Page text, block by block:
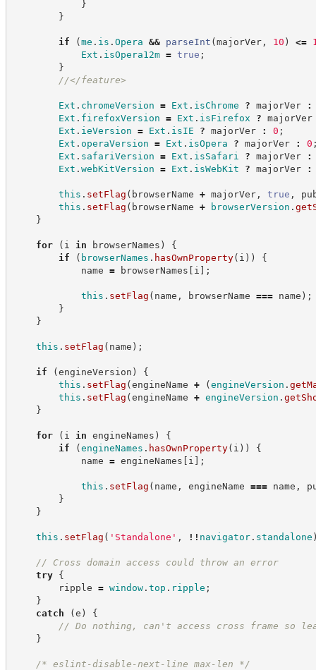
}
}
if (me . is . Opera && parseInt (majorVer, 10 ) <=
Ext . isOpera12m = true ;
}
//</feature>
Ext . chromeVersion = Ext . isChrome ? majorVer
:
Ext . firefoxVersion = Ext . isFirefox ? majorVer
Ext . ieVersion = Ext . isIE ? majorVer : 0 ;
Ext . operaVersion = Ext . isOpera ? majorVer : 0
Ext . safariVersion = Ext . isSafari ? majorVer
:
Ext . webKitVersion = Ext . isWebKit ? majorVer :
this . setFlag ( browserName + majorVer, true ,
this . setFlag ( browserName + browserVersion .
}
for ( i in browserNames )
{
if
( browserNames . hasOwnProperty( i ) )
{
name = browserNames [ i ] ;
this . setFlag ( name , browserName === name ) ;
}
}
this . setFlag ( name ) ;
if (engineVersion )
{
this . setFlag (engineName + (engineVersion .
this . setFlag (engineName + engineVersion .
}
for ( i in engineNames )
{
if
(engineNames . hasOwnProperty( i ) )
{
name = engineNames [ i ] ;
this . setFlag ( name , engineName === name ,
}
}
this . setFlag ( ' Standalone ' , !! navigator. standalone
// Cross domain access could throw an error
try
{
ripple = window. top . ripple ;
}
catch
(e )
{
// Do nothing, can't access cross frame so
}
/* eslint-disable-next-line max-len */